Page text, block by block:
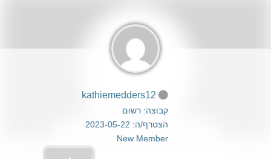
קבוצה: רשום
הצטרף/ה: 2023-05-22
New Member